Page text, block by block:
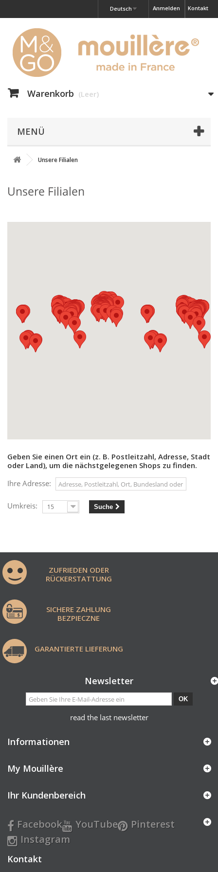
Kontakt
Anmelden
Deutsch
Warenkorb (Leer)
MENÜ
Unsere Filialen
Unsere Filialen
Geben Sie einen Ort ein (z. B. Postleitzahl, Adresse, Stadt
oder Land), um die nächstgelegenen Shops zu finden.
Ihre Adresse:
Umkreis: 15 Suche
ZUFRIEDEN ODER
RÜCKERSTATTUNG
SICHERE ZAHLUNG
BEZPIECZNE
GARANTIERTE LIEFERUNG
Newsletter
OK
read the last newsletter
Informationen
My Mouillère
Ihr Kundenbereich
Facebook YouTube
Pinterest
Instagram
Kontakt